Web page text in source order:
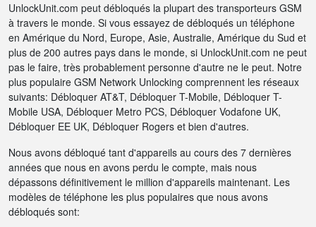
UnlockUnit.com peut débloqués la plupart des transporteurs GSM
à travers le monde. Si vous essayez de débloqués un téléphone
en Amérique du Nord, Europe, Asie, Australie, Amérique du Sud et
plus de 200 autres pays dans le monde, si UnlockUnit.com ne peut
pas le faire, très probablement personne d'autre ne le peut. Notre
plus populaire GSM Network Unlocking comprennent les réseaux
suivants: Débloquer AT&T, Débloquer T-Mobile, Débloquer T-
Mobile USA, Débloquer Metro PCS, Débloquer Vodafone UK,
Débloquer EE UK, Débloquer Rogers et bien d'autres.
Nous avons débloqué tant d'appareils au cours des 7 dernières
années que nous en avons perdu le compte, mais nous
dépassons définitivement le million d'appareils maintenant. Les
modèles de téléphone les plus populaires que nous avons
débloqués sont: